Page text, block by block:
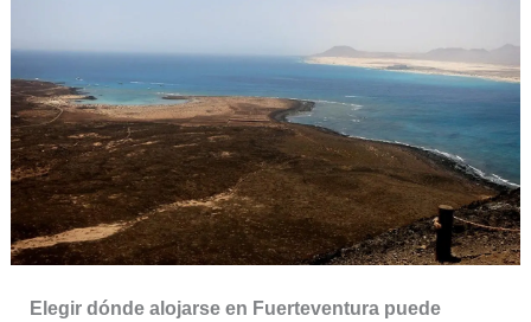
Elegir dónde alojarse en Fuerteventura puede